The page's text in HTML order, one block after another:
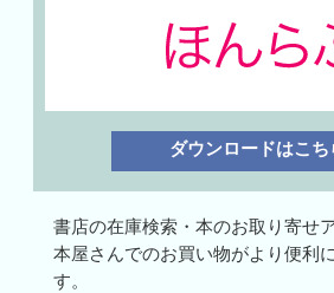
ダウンロードはこち
書店の在庫検索・本のお取り寄せ
本屋さんでのお買い物がより便利
す。